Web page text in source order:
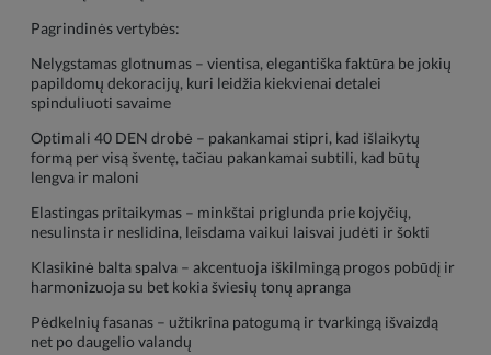
Pagrindinės vertybės:
Nelygstamas glotnumas – vientisa, elegantiška faktūra be jokių
papildomų dekoracijų, kuri leidžia kiekvienai detalei
spinduliuoti savaime
Optimali 40 DEN drobė – pakankamai stipri, kad išlaikytų
formą per visą šventę, tačiau pakankamai subtili, kad būtų
lengva ir maloni
Elastingas pritaikymas – minkštai priglunda prie kojyčių,
nesulinsta ir neslidina, leisdama vaikui laisvai judėti ir šokti
Klasikinė balta spalva – akcentuoja iškilmingą progos pobūdį ir
harmonizuoja su bet kokia šviesių tonų apranga
Pėdkelnių fasanas – užtikrina patogumą ir tvarkingą išvaizdą
net po daugelio valandų